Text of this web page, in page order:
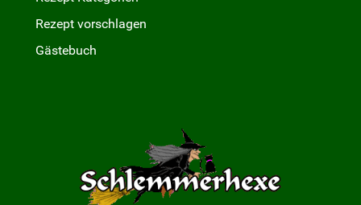
Rezept vorschlagen
Gästebuch